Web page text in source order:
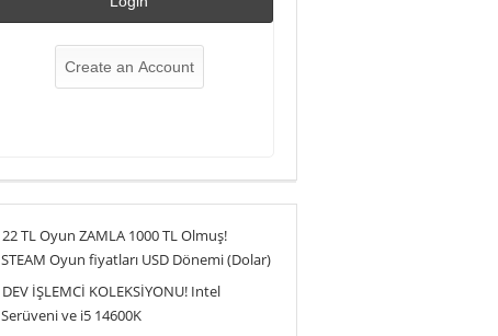
22 TL Oyun ZAMLA 1000 TL Olmuş!
STEAM Oyun fiyatları USD Dönemi (Dolar)
DEV İŞLEMCİ KOLEKSİYONU! Intel
Serüveni ve i5 14600K